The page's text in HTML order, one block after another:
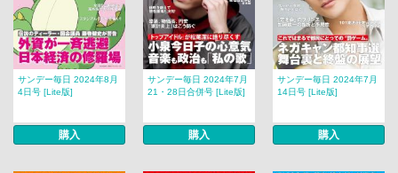
サンデー毎日 2024年8月
4日号 [Lite版]
購入
サンデー毎日 2024年7月
21・28日合併号 [Lite版]
購入
サンデー毎日 2024年7月
14日号 [Lite版]
購入